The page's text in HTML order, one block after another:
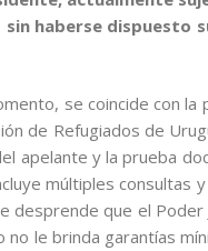
haberse dispuesto
se coincide con la
de Refugiados de
apelante y la prueba
múltiples consultas
desprende que el Poder
le brinda garantías